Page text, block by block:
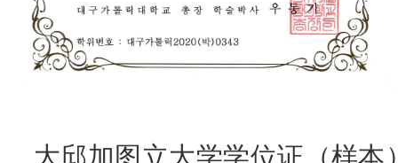
大邱加图立大学学位证（